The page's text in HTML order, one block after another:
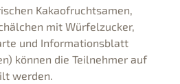
Kakaofruchtsamen,
mit Würfelzucker,
und Informationsblatt
können die Teilnehmer auf
werden.